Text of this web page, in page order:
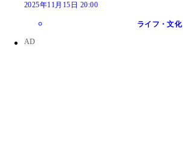
2025年11月15日 20:00
ライフ・文化